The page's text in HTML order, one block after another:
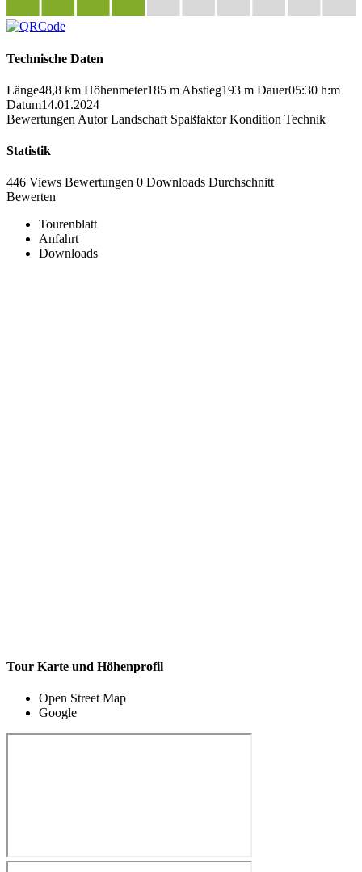
Technische Daten
Länge48,8 km Höhenmeter185 m Abstieg193 m Dauer05:30 h:m
Datum14.01.2024
Bewertungen Autor Landschaft Spaßfaktor Kondition Technik
Statistik
446 Views Bewertungen 0 Downloads Durchschnitt
Bewerten
Tourenblatt
Anfahrt
Downloads
Tour Karte und Höhenprofil
Open Street Map
Google